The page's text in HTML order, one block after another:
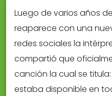
Luego de varios años
reaparece con una
redes sociales la
compartió que
canción la cual se titula:
estaba disponible en